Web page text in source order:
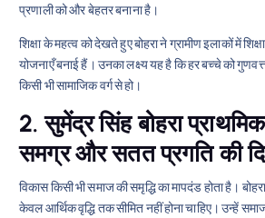
प्रणाली को और बेहतर बनाना है।
शिक्षा के महत्व को देखते हुए बोहरा ने ग्रामीण इलाकों में
योजनाएँ बनाई हैं। उनका लक्ष्य यह है कि हर बच्चे को
किसी भी सामाजिक वर्ग से हो।
2. सुमेंद्र सिंह बोहरा
समग्र और सतत प्रगति की
विकास किसी भी समाज की समृद्धि का मापदंड होता है।
केवल आर्थिक वृद्धि तक सीमित नहीं होना चाहिए। उन्हें